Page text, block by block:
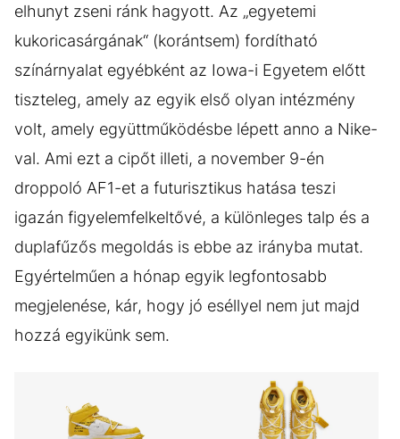
elhunyt zseni ránk hagyott. Az „egyetemi
kukoricasárgának“ (korántsem) fordítható
színárnyalat egyébként az Iowa-i Egyetem előtt
tiszteleg, amely az egyik első olyan intézmény
volt, amely együttműködésbe lépett anno a Nike-
val. Ami ezt a cipőt illeti, a november 9-én
droppoló AF1-et a futurisztikus hatása teszi
igazán figyelemfelkeltővé, a különleges talp és a
duplafűzős megoldás is ebbe az irányba mutat.
Egyértelműen a hónap egyik legfontosabb
megjelenése, kár, hogy jó eséllyel nem jut majd
hozzá egyikünk sem.